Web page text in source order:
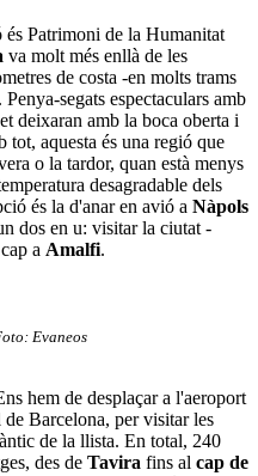
Patrimoni de la Humanitat
va molt més enllà de les
de costa -en molts trams
. Penya-segats espectaculars amb
deixaran amb la boca oberta i
tot, aquesta és una regió que
o la tardor, quan està menys
desagradable dels
és la d'anar en avió a Nàpols
dos en u: visitar la ciutat -
a Amalfi.
Evaneos
hem de desplaçar a l'aeroport
de Barcelona, per visitar les
de la llista. En total, 240
des de Tavira fins al cap de